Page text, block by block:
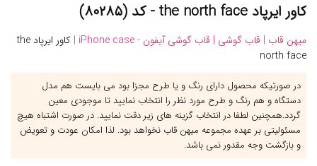
کاور ایرپاد the north face - کد (۸۰۲۸۵)
میهن قاب | قاب گوشی | قاب گوشی آیفون - iPhone case |
کاور ایرپاد the
north face
در صورتیکه محصول دارای رنگ و یا طرح مجزا بود می بایست هم مدل
دستگاه و هم رنگ و طرح مورد نظر را انتخاب نمایید تا موجودی معین
گردد.همچنین لطفا در انتخاب گزینه های زیر دقت نمایید. در صورت اشتباه هیچ
مسئولیتی بر عهده مجموعه میهن قاب نخواهد بود. لذا امکان عودت و تعویض
و بازگشت وجه مقدور نمی باشد.